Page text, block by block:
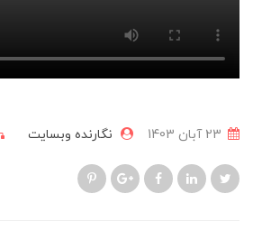
نگارنده وبسایت